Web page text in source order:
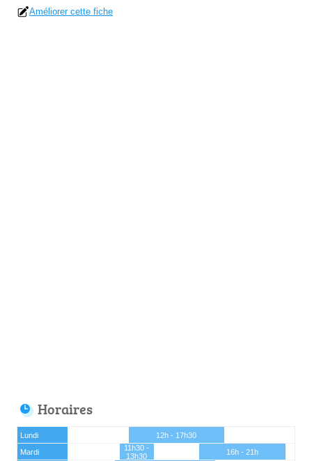
Améliorer cette fiche
Horaires
Lundi
12h - 17h30
Mardi
11h30 -
13h30
16h - 21h